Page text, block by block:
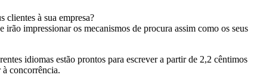
clientes à sua empresa?
impressionar os mecanismos de procura assim como os seus
idiomas estão prontos para escrever a partir de 2,2 cêntimos
concorrência.